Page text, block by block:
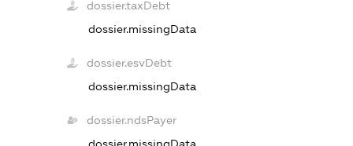
dossier.taxDebt
dossier.missingData
dossier.esvDebt
dossier.missingData
dossier.ndsPayer